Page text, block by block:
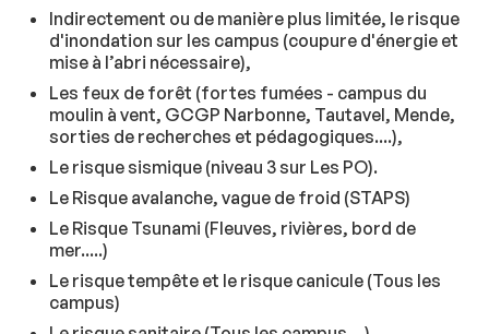
Indirectement ou de manière plus limitée, le risque
d'inondation sur les campus (coupure d'énergie et
mise à l’abri nécessaire),
Les feux de forêt (fortes fumées - campus du
moulin à vent, GCGP Narbonne, Tautavel, Mende,
sorties de recherches et pédagogiques....),
Le risque sismique (niveau 3 sur Les PO).
Le Risque avalanche, vague de froid (STAPS)
Le Risque Tsunami (Fleuves, rivières, bord de
mer.....)
Le risque tempête et le risque canicule (Tous les
campus)